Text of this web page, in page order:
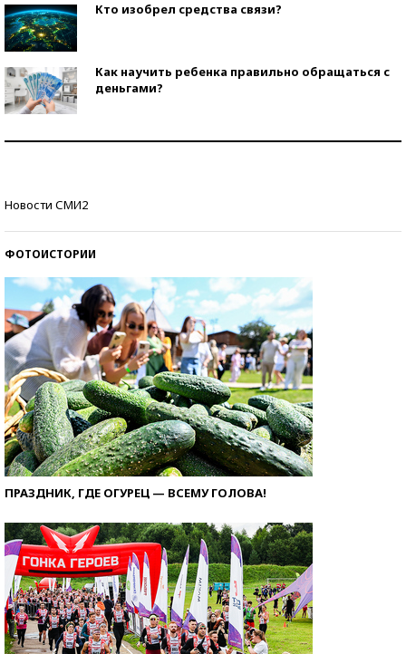
Кто изобрел средства связи?
Как научить ребенка правильно обращаться с
деньгами?
Новости СМИ2
ФОТОИСТОРИИ
ПРАЗДНИК, ГДЕ ОГУРЕЦ — ВСЕМУ ГОЛОВА!